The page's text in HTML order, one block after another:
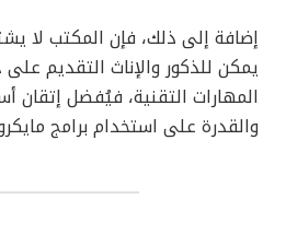
إضافة إلى ذلك، فإن المكتب لا
يمكن للذكور والإناث التقديم
المهارات التقنية، فيُفضل إتقان
والقدرة على استخدام برامج